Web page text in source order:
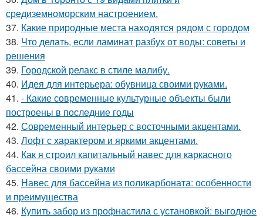
средиземноморским настроением.
37. Какие природные места находятся рядом с городом
38. Что делать, если ламинат разбух от воды: советы и
решения
39. Городской релакс в стиле малибу.
40. Идея для интерьера: обувница своими руками.
41. - Какие современные культурные объекты были
построены в последние годы
42. Современный интерьер с восточными акцентами.
43. Лофт с характером и яркими акцентами.
44. Как я строил капитальный навес для каркасного
бассейна своими руками
45. Навес для бассейна из поликарбоната: особенности
и преимущества
46. Купить забор из профнастила с установкой: выгодное